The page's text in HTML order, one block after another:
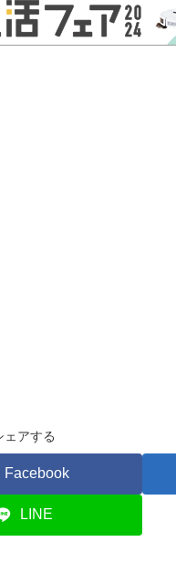
ェアする
Facebook
LINE